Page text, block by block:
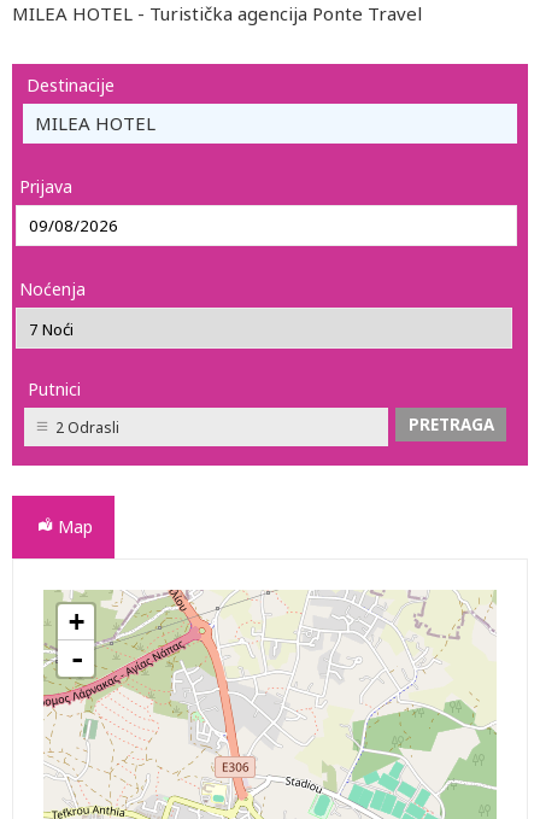
MILEA HOTEL - Turistička agencija Ponte Travel
Destinacije
MILEA HOTEL
Prijava
Noćenja
Putnici
2 Odrasli
Map
MILEA HOTEL
+
-